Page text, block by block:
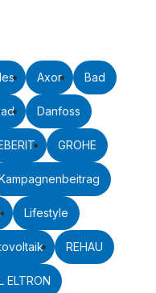
Axor Bad
Danfoss
GROHE
Lifestyle
REHAU
ELTRON